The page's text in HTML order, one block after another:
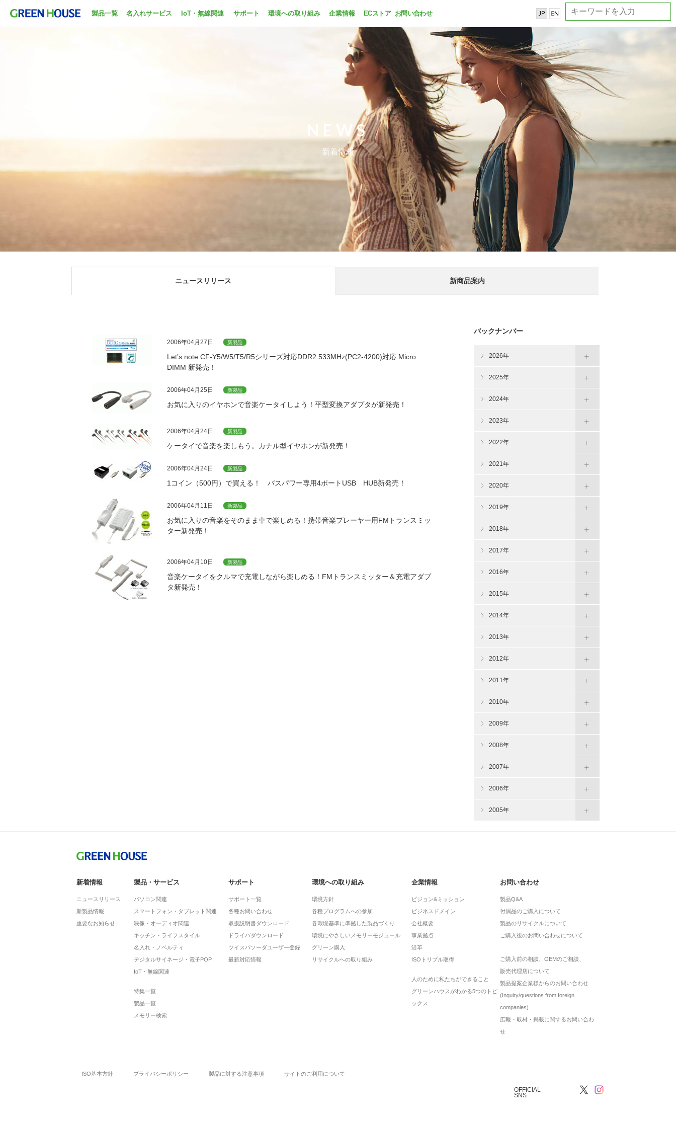
製品一覧 名入れサービス IoT・無線関連 サポート 環境への取り組み 企業情報 ECストア お問い合わせ
NEWS
新着情報
ニュースリリース 新商品案内
2006年04月27日 新製品
Let’s note CF-Y5/W5/T5/R5シリーズ対応DDR2 533MHz(PC2-4200)対応 Micro
DIMM 新発売！
2006年04月25日 新製品
お気に入りのイヤホンで音楽ケータイしよう！平型変換アダプタが新発売！
2006年04月24日 新製品
ケータイで音楽を楽しもう。カナル型イヤホンが新発売！
2006年04月24日 新製品
1コイン（500円）で買える！ バスパワー専用4ポートUSB HUB新発売！
2006年04月11日 新製品
お気に入りの音楽をそのまま車で楽しめる！携帯音楽プレーヤー用FMトランスミッ
ター新発売！
2006年04月10日 新製品
音楽ケータイをクルマで充電しながら楽しめる！FMトランスミッター＆充電アダプ
タ新発売！
バックナンバー
2026年
2025年
2024年
2023年
2022年
2021年
2020年
2019年
2018年
2017年
2016年
2015年
2014年
2013年
2012年
2011年
2010年
2009年
2008年
2007年
2006年
2005年
新着情報
ニュースリリース
新製品情報
重要なお知らせ
製品・サービス
パソコン関連
スマートフォン・タブレット関連
映像・オーディオ関連
キッチン・ライフスタイル
名入れ・ノベルティ
デジタルサイネージ・電子POP
IoT・無線関連
特集一覧
製品一覧
メモリー検索
サポート
サポート一覧
各種お問い合わせ
取扱説明書ダウンロード
ドライバダウンロード
ツイスパソーダユーザー登録
最新対応情報
環境への取り組み
環境方針
各種プログラムへの参加
各環境基準に準拠した製品づくり
環境にやさしいメモリーモジュール
グリーン購入
リサイクルへの取り組み
企業情報
ビジョン&ミッション
ビジネスドメイン
会社概要
事業拠点
沿革
ISOトリプル取得
人のために私たちができること
グリーンハウスがわかる5つのトピ
ックス
お問い合わせ
製品Q&A
付属品のご購入について
製品のリサイクルについて
ご購入後のお問い合わせについて
ご購入前の相談、OEMのご相談、
販売代理店について
製品提案企業様からのお問い合わせ
(Inquiry/questions from foreign
companies)
広報・取材・掲載に関するお問い合わ
せ
ISO基本方針 プライバシーポリシー 製品に対する注意事項 サイトのご利用について
OFFICIAL
SNS